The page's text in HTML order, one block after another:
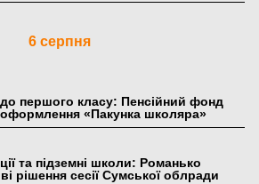
6 серпня
першого класу: Пенсійний фонд
«Пакунка школяра»
та підземні школи: Романько
рішення сесії Сумської облради